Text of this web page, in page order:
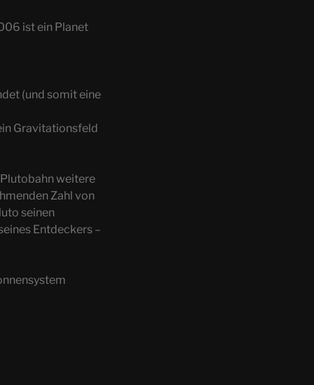
ist ein Planet
(und somit eine
Gravitationsfeld
weitere
Zahl von
seinen
Entdeckers –